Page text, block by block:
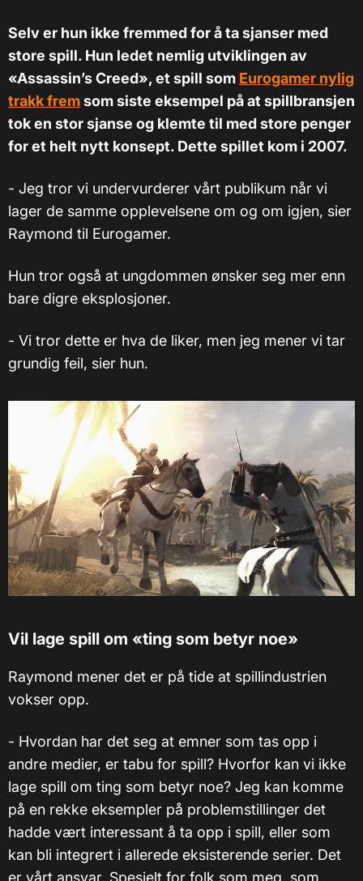
Selv er hun ikke fremmed for å ta sjanser med
store spill. Hun ledet nemlig utviklingen av
«Assassin’s Creed», et spill som Eurogamer nylig
trakk fremsom siste eksempel på at spillbransjen
tok en stor sjanse og klemte til med store penger
for et helt nytt konsept. Dette spillet kom i 2007.
- Jeg tror vi undervurderer vårt publikum når vi
lager de samme opplevelsene om og om igjen, sier
Raymond til Eurogamer.
Hun tror også at ungdommen ønsker seg mer enn
bare digre eksplosjoner.
- Vi tror dette er hva de liker, men jeg mener vi tar
grundig feil, sier hun.
Vil lage spill om «ting som betyr noe»
Raymond mener det er på tide at spillindustrien
vokser opp.
- Hvordan har det seg at emner som tas opp i
andre medier, er tabu for spill? Hvorfor kan vi ikke
lage spill om ting som betyr noe? Jeg kan komme
på en rekke eksempler på problemstillinger det
hadde vært interessant å ta opp i spill, eller som
kan bli integrert i allerede eksisterende serier. Det
er vårt ansvar. Spesielt for folk som meg, som